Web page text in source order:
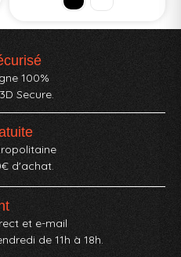
100%
Secure.
d'achat.
et e-mail
de 11h à 18h.